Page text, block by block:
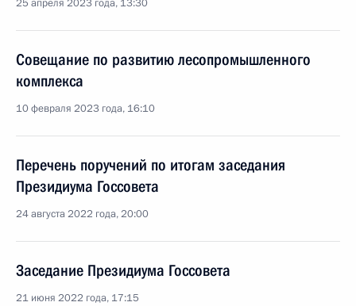
25 апреля 2023 года, 13:30
Совещание по развитию лесопромышленного
комплекса
10 февраля 2023 года, 16:10
Перечень поручений по итогам заседания
Президиума Госсовета
24 августа 2022 года, 20:00
Заседание Президиума Госсовета
21 июня 2022 года, 17:15